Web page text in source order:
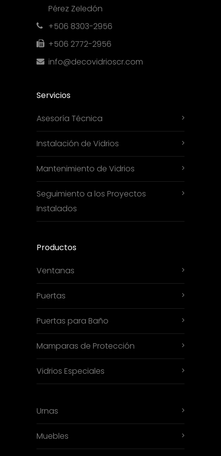
Pérez Zeledón
+506 8303-2956
+506 2772-2956
info@decovidrioscr.com
Servicios
Asesoría Técnica
Instalación de Vidrios
Mantenimiento de Vidrios
Seguimiento a los Proyectos
Instalados
Productos
Ventanas
Puertas
Puertas para Baño
Mamparas de Protección
Vidrios Especiales
Urnas
Muebles